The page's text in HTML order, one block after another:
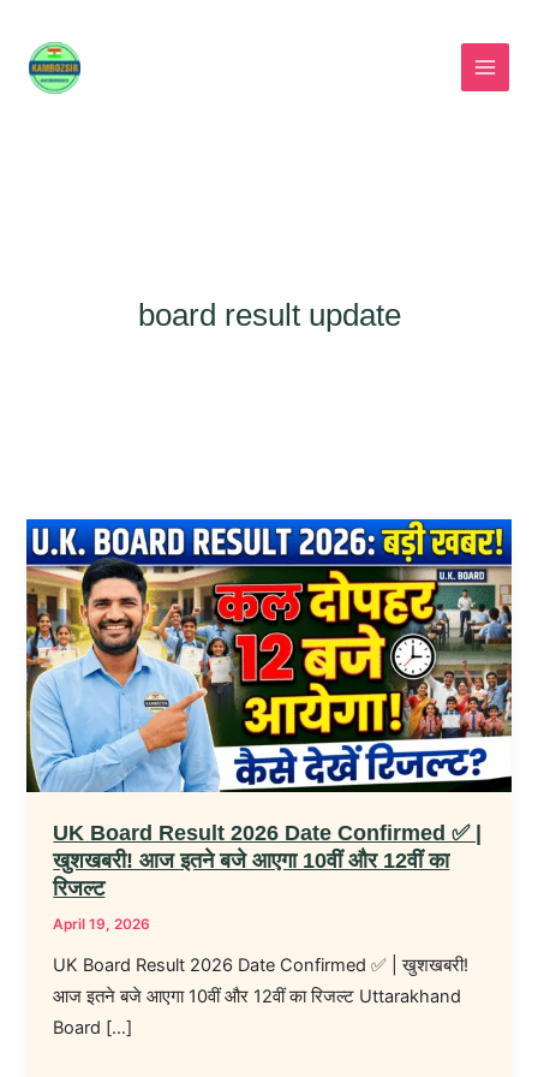
content
board result update
UK Board Result 2026 Date Confirmed ✅ |
खुशखबरी! आज इतने बजे आएगा 10वीं और 12वीं का
रिजल्ट
April 19, 2026
UK Board Result 2026 Date Confirmed ✅ | खुशखबरी!
आज इतने बजे आएगा 10वीं और 12वीं का रिजल्ट Uttarakhand
Board […]
UK
Board
Result
2026
Date
Confirmed
✅
|
खुशखबरी!
इतने
बजे
10वीं
और
12वीं
का